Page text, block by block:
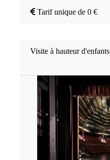
Tarif unique de 0 €
Visite à hauteur d'enfants